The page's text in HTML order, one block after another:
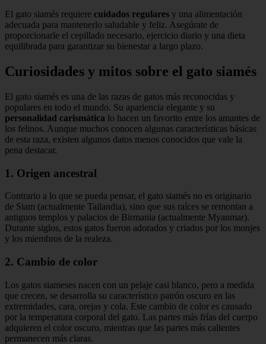
El gato siamés requiere cuidados regulares y una alimentación
adecuada para mantenerlo saludable y feliz. Asegúrate de
proporcionarle el cepillado necesario, ejercicio diario y una dieta
equilibrada para garantizar su bienestar a largo plazo.
Curiosidades y mitos sobre el gato siamés
El gato siamés es una de las razas de gatos más reconocidas y
populares en todo el mundo. Su apariencia elegante y su
personalidad carismática lo hacen un favorito entre los amantes de
los felinos. Aunque muchos conocen algunas características básicas
de esta raza, existen algunos datos menos conocidos que vale la
pena destacar.
1. Origen ancestral
Contrario a lo que se pueda pensar, el gato siamés no es originario
de Siam (actualmente Tailandia), sino que sus raíces se remontan a
antiguos templos y palacios de Birmania (actualmente Myanmar).
Durante siglos, estos gatos fueron adorados y criados por los monjes
y los miembros de la realeza.
2. Cambio de color
Los gatos siameses nacen con un pelaje casi blanco, pero a medida
que crecen, se desarrolla su característico patrón oscuro en las
extremidades, cara, orejas y cola. Este cambio de color es causado
por la temperatura corporal del gato. Las partes más frías del cuerpo
adquieren el color oscuro, mientras que las partes más calientes
permanecen más claras.